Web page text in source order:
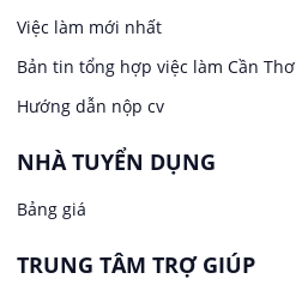
Lái xe
Lao Động Phổ Thông
Lễ tân
May mặc
Việc làm tại Long Tuyền
Việc làm tại Hưng Phú
Việc làm tại Phước Thới
Việc làm tại Thới Long
Việc làm tại Trung Nhất
Việc làm mới nhất
Bản tin tổng hợp việc làm Cần Thơ
Hướng dẫn nộp cv
NHÀ TUYỂN DỤNG
Bảng giá
TRUNG TÂM TRỢ GIÚP